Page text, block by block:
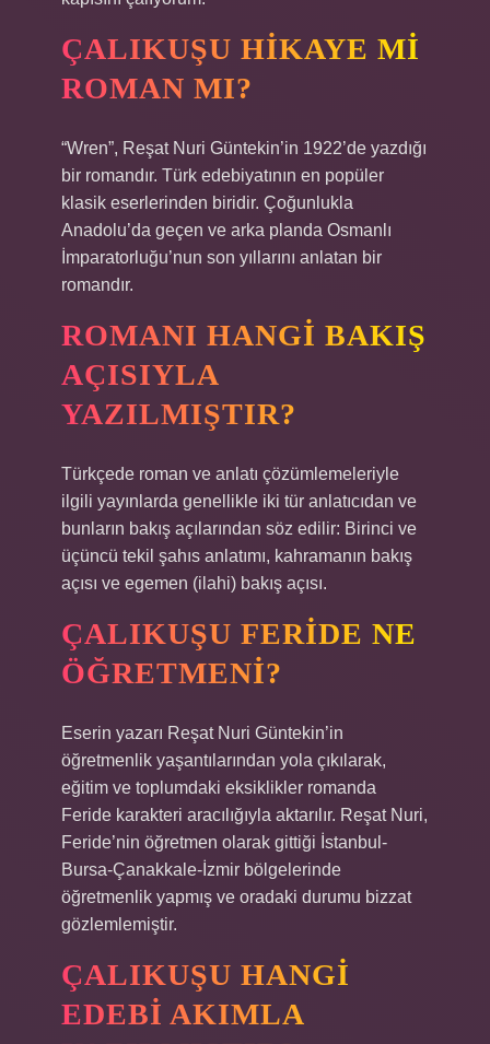
ÇALIKUŞU HIKAYE MI
ROMAN MI?
“Wren”, Reşat Nuri Güntekin’in 1922’de yazdığı
bir romandır. Türk edebiyatının en popüler
klasik eserlerinden biridir. Çoğunlukla
Anadolu’da geçen ve arka planda Osmanlı
İmparatorluğu’nun son yıllarını anlatan bir
romandır.
ROMANI HANGI BAKIŞ
AÇISIYLA
YAZILMIŞTIR?
Türkçede roman ve anlatı çözümlemeleriyle
ilgili yayınlarda genellikle iki tür anlatıcıdan ve
bunların bakış açılarından söz edilir: Birinci ve
üçüncü tekil şahıs anlatımı, kahramanın bakış
açısı ve egemen (ilahi) bakış açısı.
ÇALIKUŞU FERIDE NE
ÖĞRETMENI?
Eserin yazarı Reşat Nuri Güntekin’in
öğretmenlik yaşantılarından yola çıkılarak,
eğitim ve toplumdaki eksiklikler romanda
Feride karakteri aracılığıyla aktarılır. Reşat Nuri,
Feride’nin öğretmen olarak gittiği İstanbul-
Bursa-Çanakkale-İzmir bölgelerinde
öğretmenlik yapmış ve oradaki durumu bizzat
gözlemlemiştir.
ÇALIKUŞU HANGI
EDEBI AKIMLA